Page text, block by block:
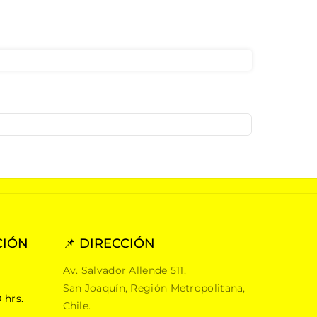
hrs.
📌 DIRECCIÓN
Av. Salvador Allende 511,
San Joaquín, Región Metropolitana,
Chile.